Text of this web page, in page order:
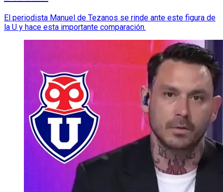
El periodista Manuel de Tezanos se rinde ante este figura de
la U y hace esta importante comparación.